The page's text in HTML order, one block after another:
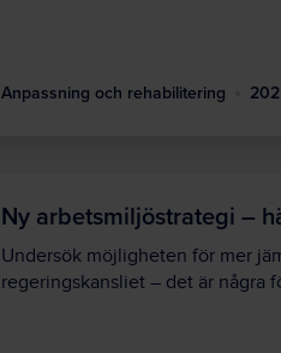
Anpassning och rehabilitering
Ny arbetsmiljöstrategi –
Undersök möjligheten för mer
regeringskansliet – det är några